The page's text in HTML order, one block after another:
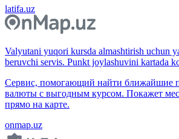
latifa.uz
Valyutani yuqori kursda almashtirish uchun
beruvchi servis. Punkt joylashuvini kartada
Сервис, помогающий найти ближайшие
валюты с выгодным курсом. Покажет
прямо на карте.
onmap.uz